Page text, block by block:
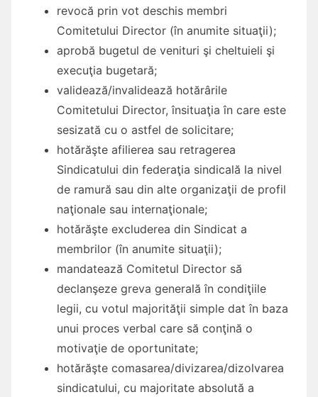
revocă prin vot deschis membri
Comitetului Director (în anumite situaţii);
aprobă bugetul de venituri şi cheltuieli şi
execuţia bugetară;
validează/invalidează hotărârile
Comitetului Director, însituaţia în care este
sesizată cu o astfel de solicitare;
hotărăşte afilierea sau retragerea
Sindicatului din federaţia sindicală la nivel
de ramură sau din alte organizaţii de profil
naţionale sau internaţionale;
hotărăşte excluderea din Sindicat a
membrilor (în anumite situaţii);
mandatează Comitetul Director să
declanşeze greva generală în condiţiile
legii, cu votul majorităţii simple dat în baza
unui proces verbal care să conţină o
motivaţie de oportunitate;
hotărăşte comasarea/divizarea/dizolvarea
sindicatului, cu majoritate absolută a